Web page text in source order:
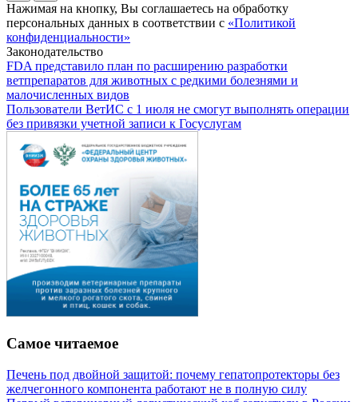
Нажимая на кнопку, Вы соглашаетесь на обработку
персональных данных в соответствии с «Политикой
конфиденциальности»
Законодательство
FDA представило план по расширению разработки
ветпрепаратов для животных с редкими болезнями и
малочисленных видов
Пользователи ВетИС с 1 июля не смогут выполнять операции
без привязки учетной записи к Госуслугам
Самое читаемое
Печень под двойной защитой: почему гепатопротекторы без
желчегонного компонента работают не в полную силу